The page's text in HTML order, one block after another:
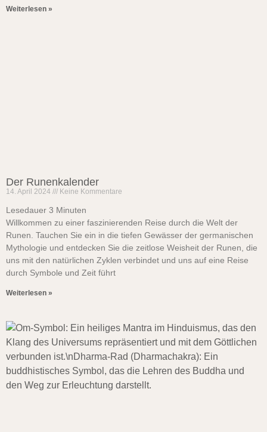
Weiterlesen »
Der Runenkalender
14. April 2024 Keine Kommentare
Lesedauer 3 Minuten
Willkommen zu einer faszinierenden Reise durch die Welt der
Runen. Tauchen Sie ein in die tiefen Gewässer der germanischen
Mythologie und entdecken Sie die zeitlose Weisheit der Runen, die
uns mit den natürlichen Zyklen verbindet und uns auf eine Reise
durch Symbole und Zeit führt
Weiterlesen »